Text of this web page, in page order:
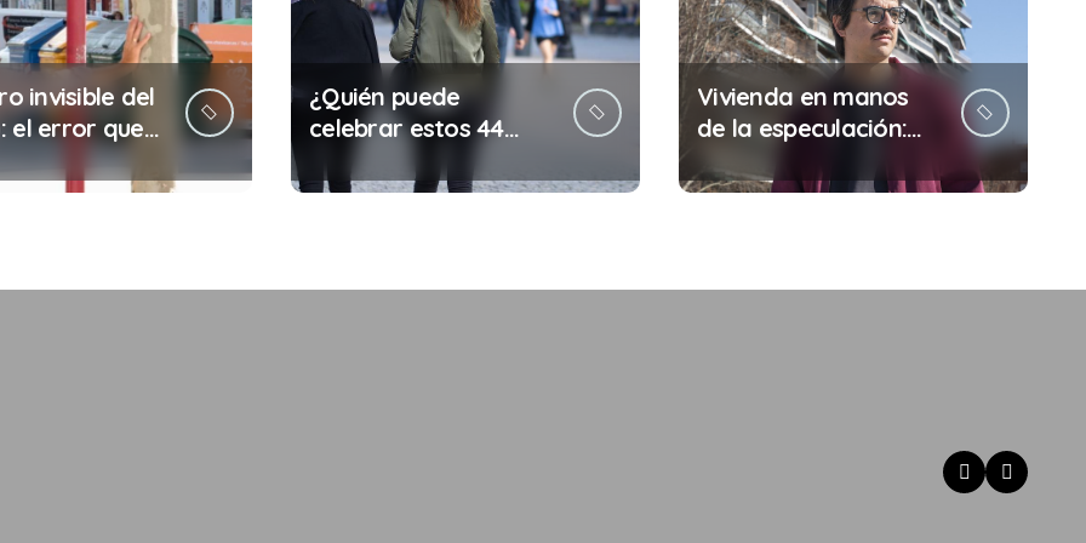
invisible del
el error que
cada 30
en tu trabajo
¿Quién puede
celebrar estos 44
Vivienda en manos
de la especulación:
no te da para vivir